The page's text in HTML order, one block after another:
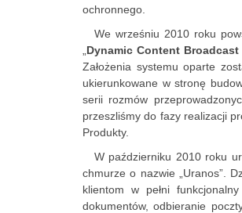
ochronnego.
We wrześniu 2010 roku
Dynamic Content Broadcast
Założenia systemu oparte
ukierunkowane w stronę
serii rozmów
przeszliśmy do fazy realizacji
Produkty.
W październiku 2010 roku
chmurze o nazwie „Uranos”.
klientom w pełni
dokumentów, odbieranie